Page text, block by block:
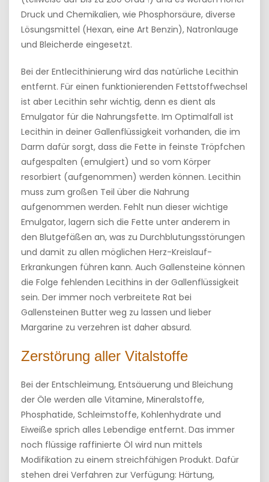
Druck und Chemikalien, wie Phosphorsäure, diverse
Lösungsmittel (Hexan, eine Art Benzin), Natronlauge
und Bleicherde eingesetzt.
Bei der Entlecithinierung wird das natürliche Lecithin
entfernt. Für einen funktionierenden Fettstoffwechsel
ist aber Lecithin sehr wichtig, denn es dient als
Emulgator für die Nahrungsfette. Im Optimalfall ist
Lecithin in deiner Gallenflüssigkeit vorhanden, die im
Darm dafür sorgt, dass die Fette in feinste Tröpfchen
aufgespalten (emulgiert) und so vom Körper
resorbiert (aufgenommen) werden können. Lecithin
muss zum großen Teil über die Nahrung
aufgenommen werden. Fehlt nun dieser wichtige
Emulgator, lagern sich die Fette unter anderem in
den Blutgefäßen an, was zu Durchblutungsstörungen
und damit zu allen möglichen Herz-Kreislauf-
Erkrankungen führen kann. Auch Gallensteine können
die Folge fehlenden Lecithins in der Gallenflüssigkeit
sein. Der immer noch verbreitete Rat bei
Gallensteinen Butter weg zu lassen und lieber
Margarine zu verzehren ist daher absurd.
Zerstörung aller Vitalstoffe
Bei der Entschleimung, Entsäuerung und Bleichung
der Öle werden alle Vitamine, Mineralstoffe,
Phosphatide, Schleimstoffe, Kohlenhydrate und
Eiweiße sprich alles Lebendige entfernt. Das immer
noch flüssige raffinierte Öl wird nun mittels
Modifikation zu einem streichfähigen Produkt. Dafür
stehen drei Verfahren zur Verfügung: Härtung,